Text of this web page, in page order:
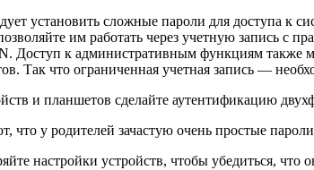
установить сложные пароли для доступа к
им работать через учетную запись с
Доступ к административным функциям также
Так что ограниченная учетная запись —
и планшетов сделайте аутентификацию
что у родителей зачастую очень простые
настройки устройств, чтобы убедиться,